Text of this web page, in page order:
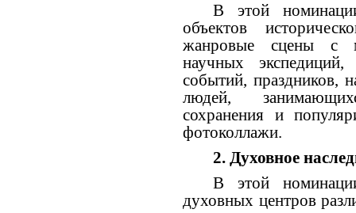
В этой
объектов
жанровые сцены с
научных экспедиций,
событий, праздников,
людей,
сохранения и
фотоколлажи.
2. Духовное
В этой
духовных центров